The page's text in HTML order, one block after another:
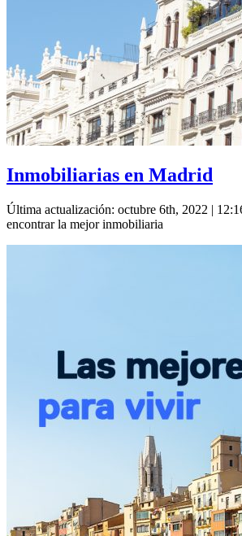
Inmobiliarias en Madrid
Última actualización: octubre 6th, 2022 |
encontrar la mejor inmobiliaria